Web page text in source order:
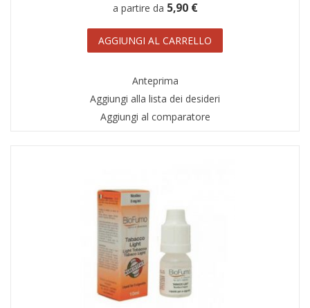
a partire da 5,90 €
AGGIUNGI AL CARRELLO
Anteprima
Aggiungi alla lista dei desideri
Aggiungi al comparatore